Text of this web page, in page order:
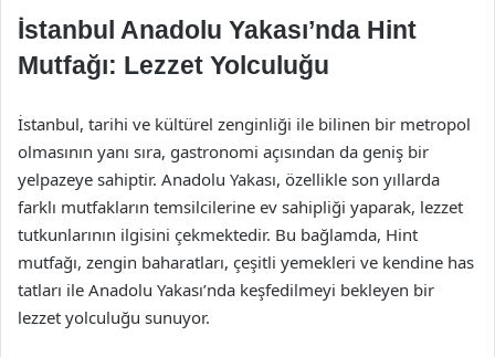
İstanbul Anadolu Yakası’nda Hint
Mutfağı: Lezzet Yolculuğu
İstanbul, tarihi ve kültürel zenginliği ile bilinen bir metropol
olmasının yanı sıra, gastronomi açısından da geniş bir
yelpazeye sahiptir. Anadolu Yakası, özellikle son yıllarda
farklı mutfakların temsilcilerine ev sahipliği yaparak, lezzet
tutkunlarının ilgisini çekmektedir. Bu bağlamda, Hint
mutfağı, zengin baharatları, çeşitli yemekleri ve kendine has
tatları ile Anadolu Yakası’nda keşfedilmeyi bekleyen bir
lezzet yolculuğu sunuyor.